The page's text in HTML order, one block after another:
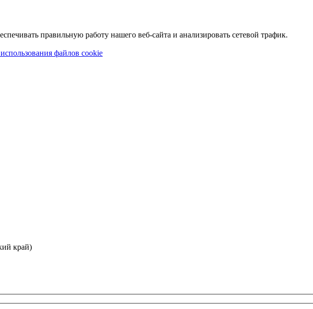
правильную работу нашего веб-сайта и анализировать сетевой трафик.
файлов cookie
край)